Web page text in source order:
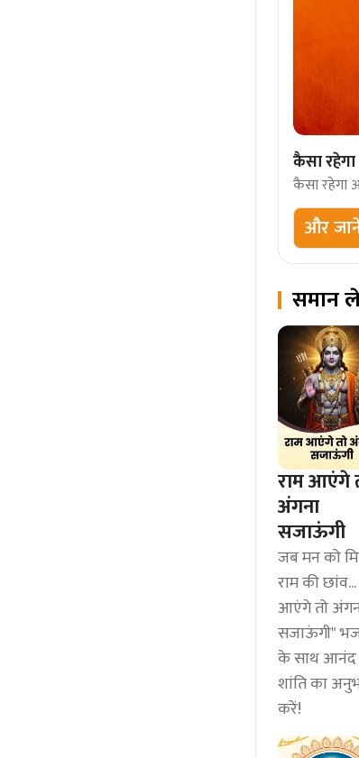
कैसा
कैसा रहेगा
और
समान
राम आएंगे
अंगना
सजाऊंगी
जब मन को
राम की
आएंगे तो
सजाऊंगी"
के साथ
शांति का
करें!